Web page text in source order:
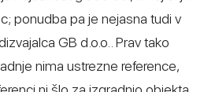
ponudba pa je nejasna tudi v
GB d.o.o.. Prav tako
nima ustrezne reference,